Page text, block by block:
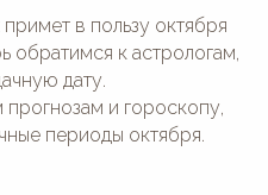
в пользу октября
обратимся к астрологам,
дату.
прогнозам и гороскопу,
периоды октября.